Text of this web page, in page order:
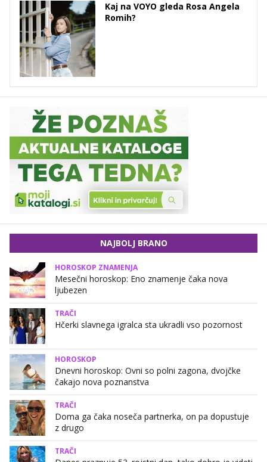
Kaj na VOYO gleda Rosa Angela
Romih?
NAJBOLJ BRANO
HOROSKOP ZNAMENJA
Mesečni horoskop: Eno znamenje čaka nova
ljubezen
TRAČI
Hčerki slavnega igralca sta ukradli vso pozornost
HOROSKOP
Dnevni horoskop: Ovni so polni zagona, dvojčke
čakajo nova poznanstva
TRAČI
Doma ga čaka noseča partnerka, on pa dopustuje
z drugo
TRAČI